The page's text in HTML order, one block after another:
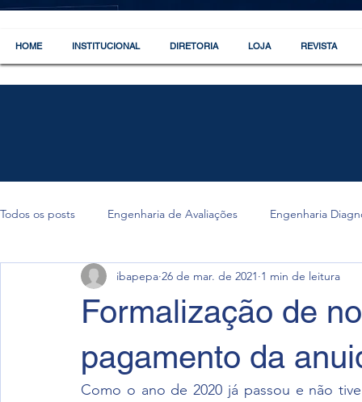
HOME INSTITUCIONAL DIRETORIA LOJA REVISTA
Todos os posts Engenharia de Avaliações Engenharia
Formalização de
pagamento da
ibapepa 26 de mar. de 2021 1 min de leitura
Como o ano de 2020 já passou e não